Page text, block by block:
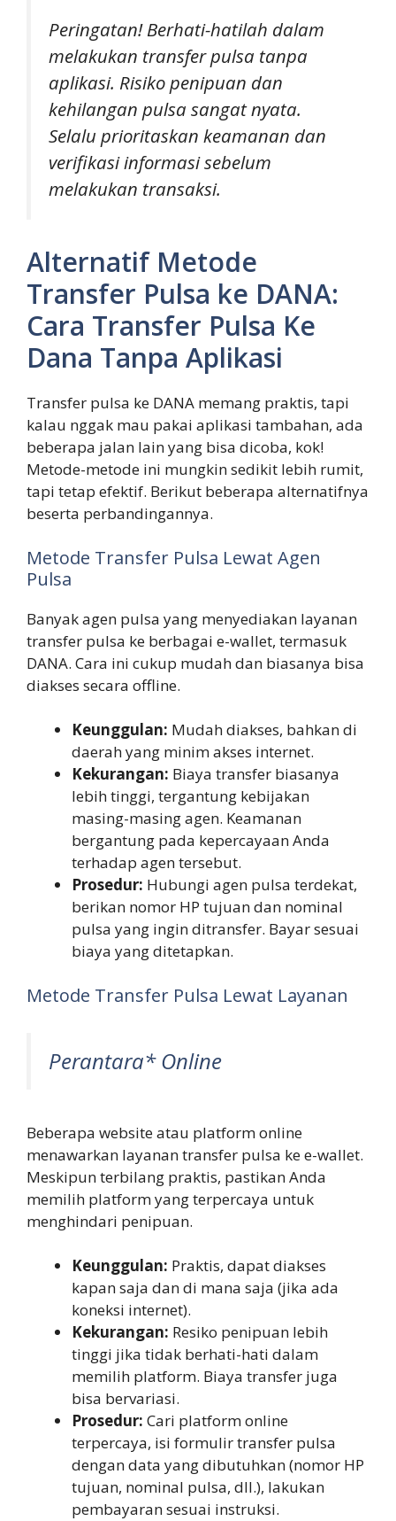
Peringatan! Berhati-hatilah dalam
melakukan transfer pulsa tanpa
aplikasi. Risiko penipuan dan
kehilangan pulsa sangat nyata.
Selalu prioritaskan keamanan dan
verifikasi informasi sebelum
melakukan transaksi.
Alternatif Metode
Transfer Pulsa ke DANA:
Cara Transfer Pulsa Ke
Dana Tanpa Aplikasi
Transfer pulsa ke DANA memang praktis, tapi
kalau nggak mau pakai aplikasi tambahan, ada
beberapa jalan lain yang bisa dicoba, kok!
Metode-metode ini mungkin sedikit lebih rumit,
tapi tetap efektif. Berikut beberapa alternatifnya
beserta perbandingannya.
Metode Transfer Pulsa Lewat Agen
Pulsa
Banyak agen pulsa yang menyediakan layanan
transfer pulsa ke berbagai e-wallet, termasuk
DANA. Cara ini cukup mudah dan biasanya bisa
diakses secara offline.
Keunggulan: Mudah diakses, bahkan di
daerah yang minim akses internet.
Kekurangan: Biaya transfer biasanya
lebih tinggi, tergantung kebijakan
masing-masing agen. Keamanan
bergantung pada kepercayaan Anda
terhadap agen tersebut.
Prosedur: Hubungi agen pulsa terdekat,
berikan nomor HP tujuan dan nominal
pulsa yang ingin ditransfer. Bayar sesuai
biaya yang ditetapkan.
Metode Transfer Pulsa Lewat Layanan
Perantara* Online
Beberapa website atau platform online
menawarkan layanan transfer pulsa ke e-wallet.
Meskipun terbilang praktis, pastikan Anda
memilih platform yang terpercaya untuk
menghindari penipuan.
Keunggulan: Praktis, dapat diakses
kapan saja dan di mana saja (jika ada
koneksi internet).
Kekurangan: Resiko penipuan lebih
tinggi jika tidak berhati-hati dalam
memilih platform. Biaya transfer juga
bisa bervariasi.
Prosedur: Cari platform online
terpercaya, isi formulir transfer pulsa
dengan data yang dibutuhkan (nomor HP
tujuan, nominal pulsa, dll.), lakukan
pembayaran sesuai instruksi.